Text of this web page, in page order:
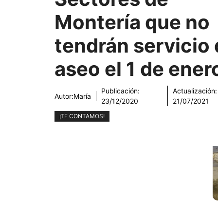
Montería que no
tendrán servicio
aseo el 1 de
Autor:María
Publicación:
23/12/2020
Actualización:
21/07/2021
¡TE CONTAMOS!